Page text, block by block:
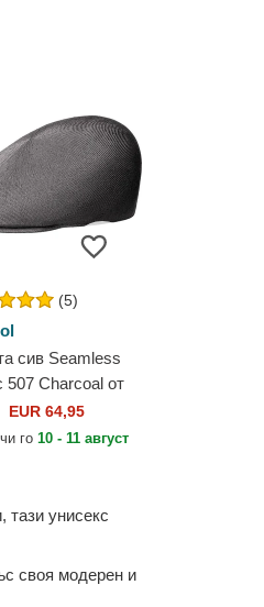
(5)
сив Seamless
507 Charcoal от
EUR 64,95
го 10 - 11 август
тази унисекс
своя модерен и